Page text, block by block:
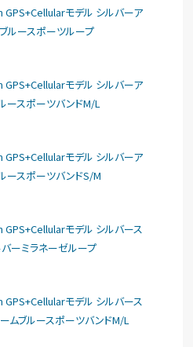
モデル シルバーア
ルースポーツループ
モデル シルバーア
ースポーツバンドM/L
モデル シルバーア
ースポーツバンドS/M
モデル シルバース
ーミラネーゼループ
モデル シルバース
ムブルースポーツバンドM/L